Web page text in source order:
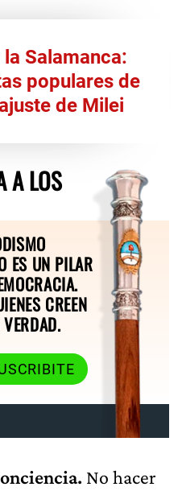
la Salamanca:
populares de
de Milei
A LOS
ES UN PILAR
CREEN
No hacer